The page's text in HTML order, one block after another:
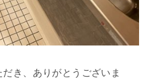
き、ありがとうございま